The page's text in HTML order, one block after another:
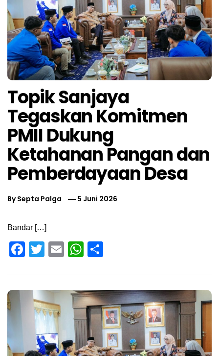
Topik Sanjaya
Tegaskan Komitmen
PMII Dukung
Ketahanan Pangan dan
Pemberdayaan Desa
BySepta Palga 5 Juni 2026
Bandar […]
Facebook
Twitter
EmailWhatsApp